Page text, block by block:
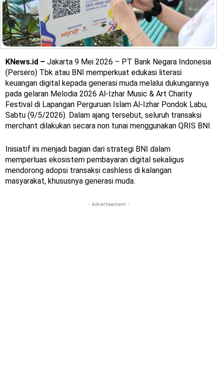
KNews.id – Jakarta 9 Mei 2026 – PT Bank Negara Indonesia
(Persero) Tbk atau BNI memperkuat edukasi literasi
keuangan digital kepada generasi muda melalui dukungannya
pada gelaran Melodia 2026 Al-Izhar Music & Art Charity
Festival di Lapangan Perguruan Islam Al-Izhar Pondok Labu,
Sabtu (9/5/2026). Dalam ajang tersebut, seluruh transaksi
merchant dilakukan secara non tunai menggunakan QRIS BNI.
Inisiatif ini menjadi bagian dari strategi BNI dalam
memperluas ekosistem pembayaran digital sekaligus
mendorong adopsi transaksi cashless di kalangan
masyarakat, khususnya generasi muda.
- Advertisement -